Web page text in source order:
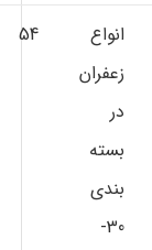
انواع
زعفران
در
بسته
بندي
30-
54